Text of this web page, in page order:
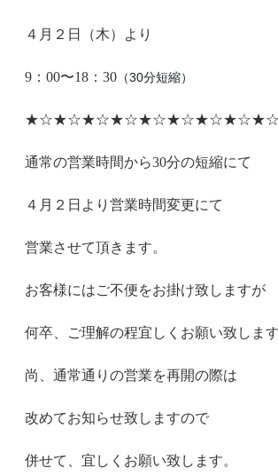
４月２日（木）より
9：00〜18：30 （30分短縮）
★☆★☆★☆★☆★☆★☆★☆★☆★☆
通常の営業時間から30分の短縮にて
４月２日より営業時間変更にて
営業させて頂きます。
お客様にはご不便をお掛け致しますが
何卒、ご理解の程宜しくお願い致します
尚、通常通りの営業を再開の際は
改めてお知らせ致しますので
併せて、宜しくお願い致します。